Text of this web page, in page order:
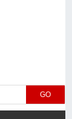
GO